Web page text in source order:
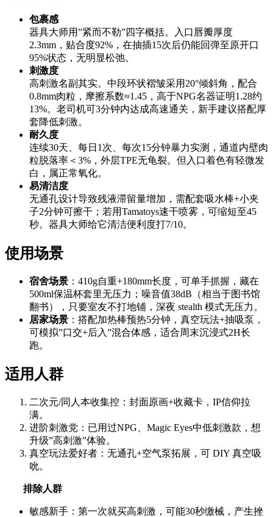
包裹感
器具大师用”紧而不勒”四字概括。入口唇瓣厚度
2.3mm，贴合度92%，在抽插15次后仍能回弹至原开口
95%状态，无明显松弛。
刺激度
高刺激名副其实。中段环状褶皱采用20°倾斜角，配合
0.8mm肉粒，摩擦系数≈1.45，高于NPG名器证明1.28约
13%。老司机可3分钟内达成高速通关，新手建议搭配厚
套降低刺激。
耐久度
连续30天、每日1次、每次15分钟暴力实测，通道内壁肉
粒脱落率＜3%，外层TPE无龟裂。但入口着色有轻微发
白，属正常氧化。
易清洁度
无通孔设计导致残液滞留量增加，需配套吸水棒+小夹
子2分钟可擦干；若用Tamatoys速干喷雾，可缩短至45
秒。器具大师给它清洁便利度打7/10。
使用场景
宿舍场景 ：410g自重+180mm长度，可单手抓握，藏在
500ml保温杯套里无压力；噪音值38dB（相当于图书馆
翻书），只要室友不打地铺，深夜 stealth 模式无压力。
居家场景 ：搭配加热棒预热5分钟，真空玩法+抽吸泵，
可模拟”口交+后入”混合体感，适合周末沉浸式2H长
跑。
适用人群
二次元/同人本收集控：封面原画+收藏卡，IP信仰拉
满。
进阶刺激党：已用过NPG、Magic Eyes中低刺激款，想
升级”高刺激”体验。
真空玩法爱好者：无通孔+空气泵拓展，可 DIY 真空吸
吮。
排除人群
敏感新手：第一次就买高刺激，可能30秒缴械，产生挫